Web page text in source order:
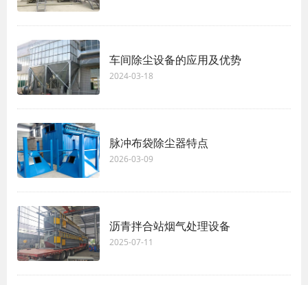
车间除尘设备的应用及优势
2024-03-18
脉冲布袋除尘器特点
2026-03-09
沥青拌合站烟气处理设备
2025-07-11